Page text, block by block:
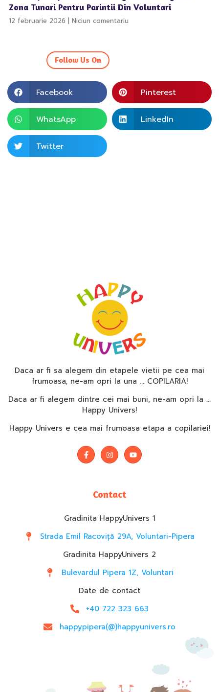
Zona Tunari Pentru Parintii Din Voluntari
12 februarie 2026 Niciun comentariu
Follow Us On
Facebook Pinterest
WhatsApp LinkedIn
Twitter
Daca ar fi sa alegem din etapele vietii pe cea mai
frumoasa, ne-am opri la una … COPILARIA!
Daca ar fi alegem dintre cei mai buni, ne-am opri la …
Happy Univers!
Happy Univers e cea mai frumoasa etapa a copilariei!
Contact
Gradinita HappyUnivers 1
Strada Emil Racoviță 29A, Voluntari-Pipera
Gradinita HappyUnivers 2
Bulevardul Pipera 1Z, Voluntari
Date de contact
+40 722 323 663
happypipera(@)happyunivers.ro